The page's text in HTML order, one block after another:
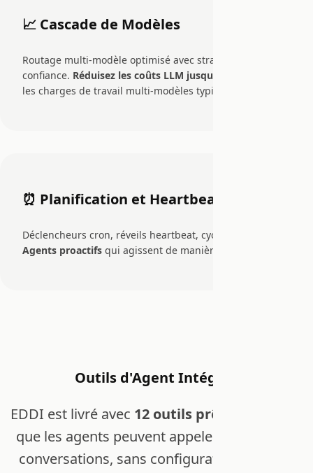
📈 Cascade de Modèles
Routage multi-modèle optimisé avec stratégies de
confiance. Réduisez les coûts LLM jusqu'à 60-80%
les charges de travail multi-modèles typiques.
⏰ Planification et Heartbeats
Déclencheurs cron, réveils heartbeat, cycles oniriques.
Agents proactifs qui agissent de manière autonome.
Outils d'Agent Intégrés
EDDI est livré avec 12 outils prêts à l'emploi
que les agents peuvent appeler pendant les
conversations, sans configuration externe.